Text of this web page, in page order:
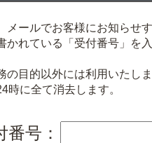
ールでお客様にお知らせ
れている「受付番号」を
目的以外には利用いたしま
に全て消去します。
番号：